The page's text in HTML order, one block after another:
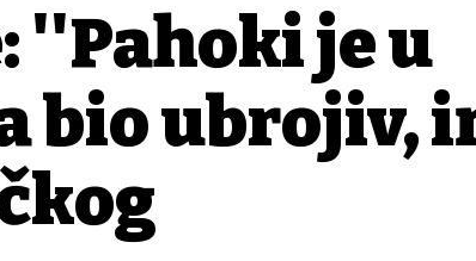
je u
bio ubrojiv,